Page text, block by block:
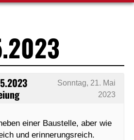
Sonntag, 21. Mai
2023
einer Baustelle, aber wie
und erinnerungsreich.